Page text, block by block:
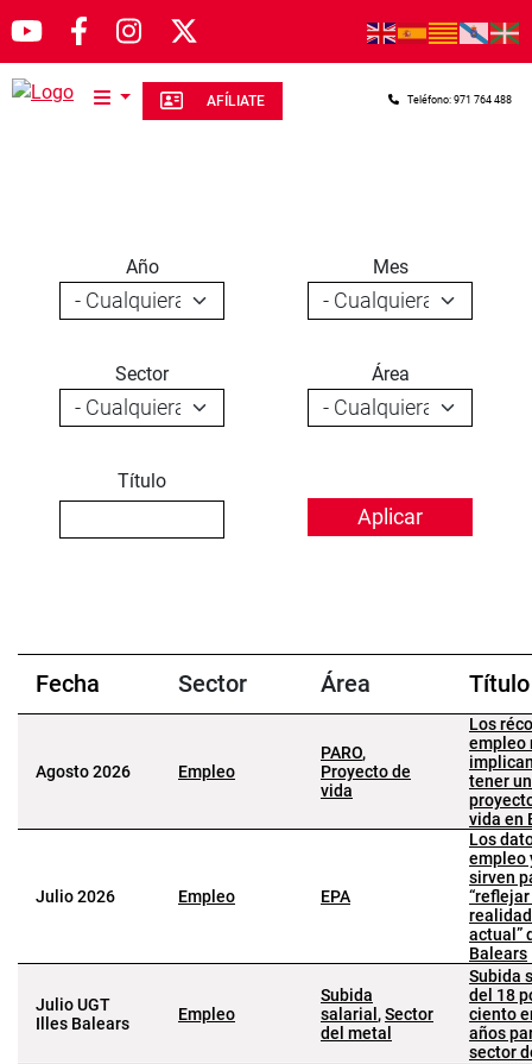
Pasar al contenido principal
AFÍLIATE Teléfono: 971 764 488
Año Mes
Sector Área
Título
Fecha Sector Área Título
Agosto 2026 Empleo
PARO,
Proyecto de
vida
Los
empleo
tener un
vida en
Julio 2026 Empleo EPA
Los
empleo
sirven
actual”
Balears
Julio UGT
Illes Balears
Empleo
Subida
salarial ,Sector
del metal
Subida
del 18
ciento
años
sector